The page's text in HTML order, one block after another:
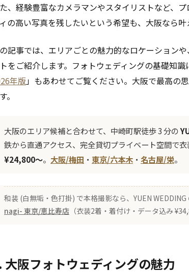
、経験豊富なカメラマンやスタイリストなど、
の高い写真を残したいという希望も、大阪なら叶
記事では、エリアごとの魅力的なロケーション
をご紹介します。フォトウェディングの基礎知識
年版」もあわせてご覧ください。大阪で最高の
。
大阪のエリア候補と合わせて、中崎町駅徒歩 3 分の
鉄から直通アクセス、完全貸切プライベート空間で衣
¥24,800〜。 大阪/梅田 ・ 東京/六本木 ・ 名古屋/栄。
和装 (白無垢・色打掛) で本格撮影なら、YUEN
nagi- 東京/恵比寿店 （衣装2着・着付け・データ込み
大阪フォトウェディングの魅力